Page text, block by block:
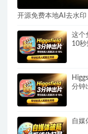
开源免费本地AI去水
这个
10秒
分钟
自媒